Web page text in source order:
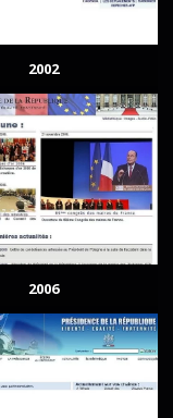
2002
2006